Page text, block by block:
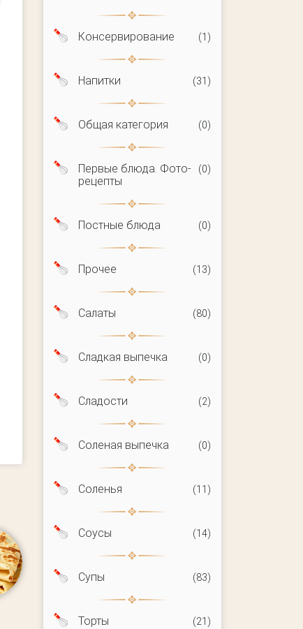
Консервирование (1)
Напитки (31)
Общая категория (0)
Первые блюда. Фото-
рецепты
(0)
Постные блюда (0)
Прочее (13)
Салаты (80)
Сладкая выпечка (0)
Сладости (2)
Соленая выпечка (0)
Соленья (11)
Соусы (14)
Супы (83)
Торты (21)